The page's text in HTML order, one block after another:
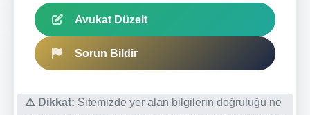
Avukat Düzelt
Sorun Bildir
⚠️ Dikkat: Sitemizde yer alan bilgilerin doğruluğu ne